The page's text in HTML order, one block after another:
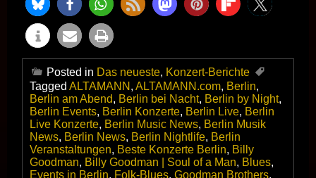
Posted in Das neueste, Konzert-Berichte
Tagged ALTAMANN , ALTAMANN.com, Berlin,
Berlin am Abend, Berlin bei Nacht, Berlin by Night,
Berlin Events, Berlin Konzerte, Berlin Live, Berlin
Live Konzerte, Berlin Music News, Berlin Musik
News, Berlin News, Berlin Nightlife, Berlin
Veranstaltungen, Beste Konzerte Berlin, Billy
Goodman, Billy Goodman | Soul of a Man, Blues,
Events in Berlin, Folk-Blues, Goodman Brothers,